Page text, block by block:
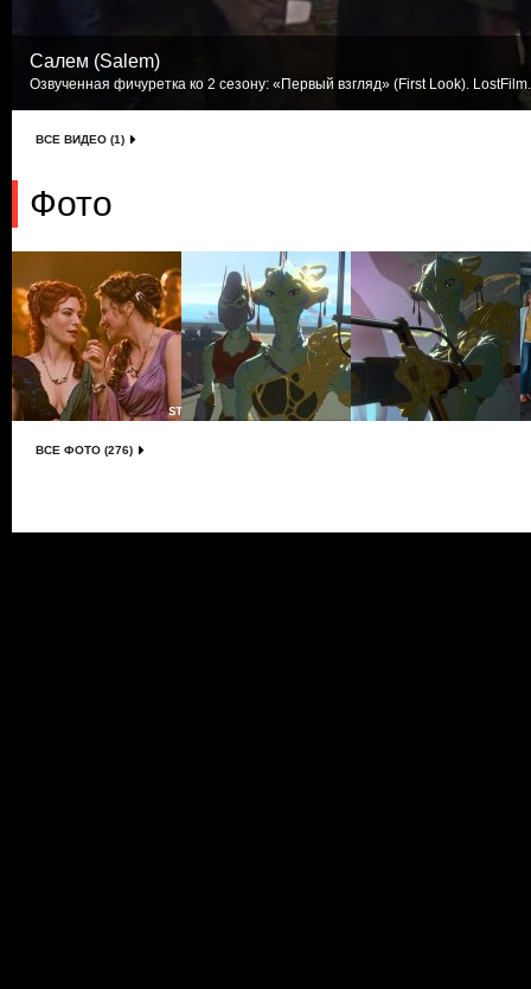
Салем (Salem)
Озвученная фичуретка ко 2 сезону: «Первый взгляд» (First Look).
ВСЕ ВИДЕО (1)
Фото
ВСЕ ФОТО (276)